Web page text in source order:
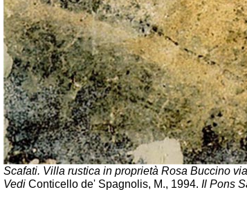
Scafati. Villa rustica in proprietà Rosa Buccino
Vedi Conticello de' Spagnolis, M., 1994. Il Pons